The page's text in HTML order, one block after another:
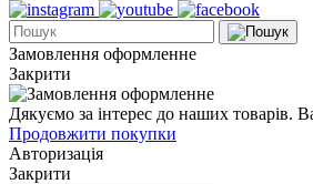
Замовлення оформленне
Закрити
Дякуємо за інтерес до наших товарів.
Продовжити покупки
Авторизація
Закрити